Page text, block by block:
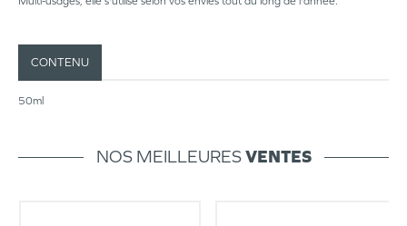
CONTENU
50ml
NOS MEILLEURESVENTES